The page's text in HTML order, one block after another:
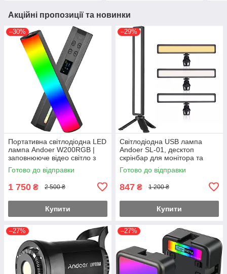
Акційні пропозиції та новинки
–30%
Портативна світлодіодна LED
лампа Andoer W200RGB |
заповнююче відео світло з
різнокольоровим RGB
підсвічуванням на штатив
Готово до відправки
1 750 ₴ 2 500 ₴
Купити
–29%
Світлодіодна USB лампа
Andoer SL-01, десктоп
скрінбар для монітора та
екрана
Готово до відправки
847 ₴ 1 200 ₴
Купити
–27% –27%